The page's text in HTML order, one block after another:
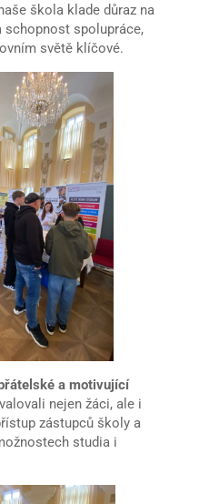
škola klade důraz na
spolupráce,
světě klíčové.
a motivující
nejen žáci, ale i
zástupců školy a
studia i